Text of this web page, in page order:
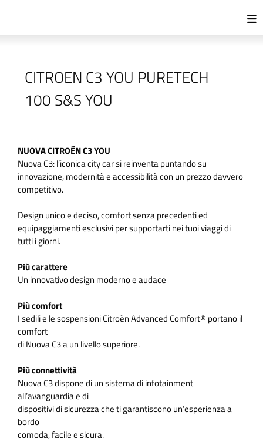
CITROEN C3 YOU PURETECH
100 S&S YOU
NUOVA CITROËN C3 YOU
Nuova C3: l’iconica city car si reinventa puntando su
innovazione, modernità e accessibilità con un prezzo davvero
competitivo.
Design unico e deciso, comfort senza precedenti ed
equipaggiamenti esclusivi per supportarti nei tuoi viaggi di
tutti i giorni.
Più carattere
Un innovativo design moderno e audace
Più comfort
I sedili e le sospensioni Citroën Advanced Comfort® portano il
comfort
di Nuova C3 a un livello superiore.
Più connettività
Nuova C3 dispone di un sistema di infotainment
all’avanguardia e di
dispositivi di sicurezza che ti garantiscono un’esperienza a
bordo
comoda, facile e sicura.